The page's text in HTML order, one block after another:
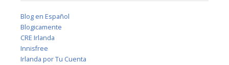
Blog en Español
Blogicamente
CRE Irlanda
Innisfree
Irlanda por Tu Cuenta